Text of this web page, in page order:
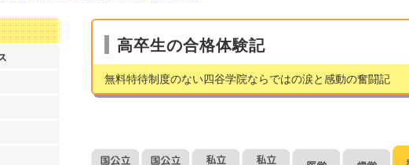
高卒生の合格体験記
無料特待制度のない四谷学院ならではの涙と感動の奮闘記